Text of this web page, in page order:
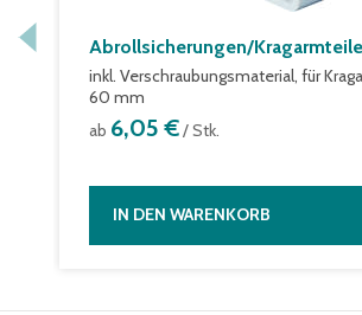
Abrollsicherungen/
inkl. Verschraubungsmaterial, für
60 mm
ab 6,05 €/ Stk.
IN DEN WARENKORB